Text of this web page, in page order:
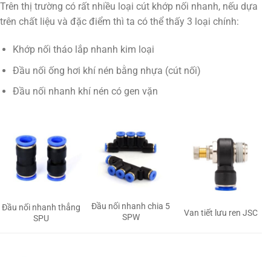
Trên thị trường có rất nhiều loại cút khớp nối nhanh, nếu dựa
trên chất liệu và đặc điểm thì ta có thể thấy 3 loại chính:
Khớp nối tháo lắp nhanh kim loại
Đầu nối ống hơi khí nén bằng nhựa (cút nối)
Đầu nối nhanh khí nén có gen vặn
Đầu nối nhanh thẳng
SPU
Đầu nối nhanh chia 5
SPW
Van tiết lưu ren JSC